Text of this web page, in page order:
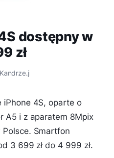
dostępny w
zł
Kandrze.j
iPhone 4S, oparte o
A5 i z aparatem 8Mpix
Smartfon
3 699 zł do 4 999 zł.